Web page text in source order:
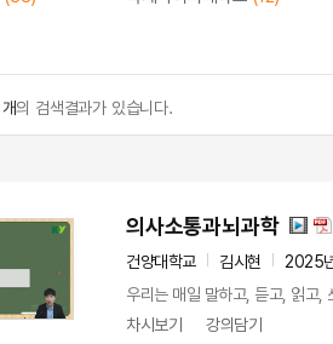
개의 검색결과가 있습니다.
의사소통과뇌과학
건양대학교 김시현
2025
우리는 매일 말하고, 듣고, 읽고,
차시보기
강의담기